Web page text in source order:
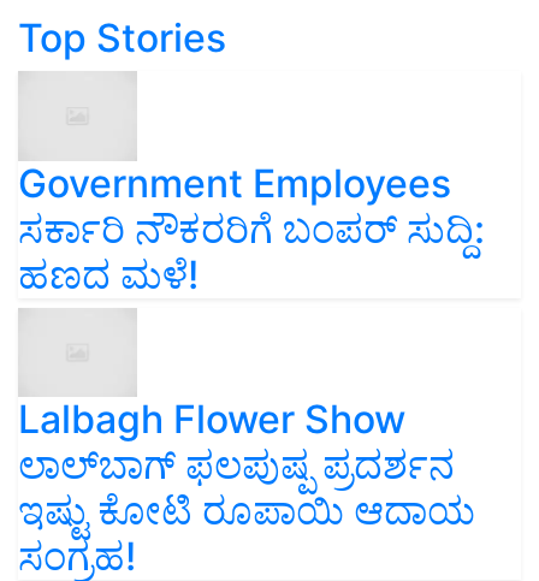
Top Stories
Government Employees
ಸರ್ಕಾರಿ ನೌಕರರಿಗೆ ಬಂಪರ್‌ ಸುದ್ದಿ:
ಹಣದ ಮಳೆ!
Lalbagh Flower Show
ಲಾಲ್‌ಬಾಗ್ ಫಲಪುಷ್ಪ ಪ್ರದರ್ಶನ
ಇಷ್ಟು ಕೋಟಿ ರೂಪಾಯಿ ಆದಾಯ
ಸಂಗ್ರಹ!